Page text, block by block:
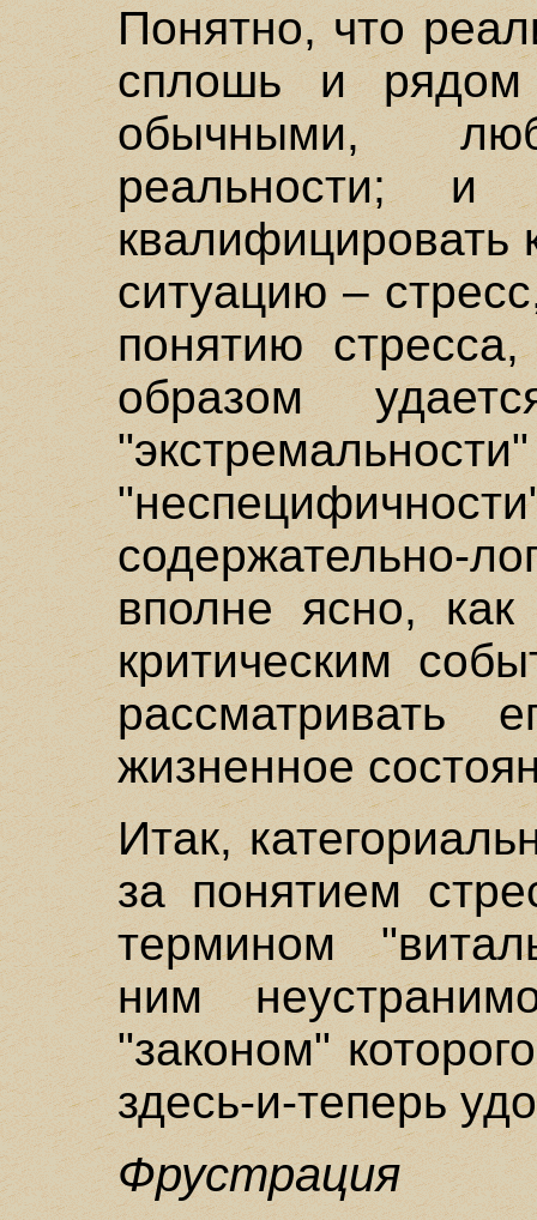
Понятно, что
сплошь и рядом
обычными,
реальности; и
квалифицировать
ситуацию –
понятию
образом
содержательно-
вполне ясно,
критическим
рассматривать
жизненное
Итак,
за понятием
термином
ним
"законом"
здесь-и-теперь
Фрустрация